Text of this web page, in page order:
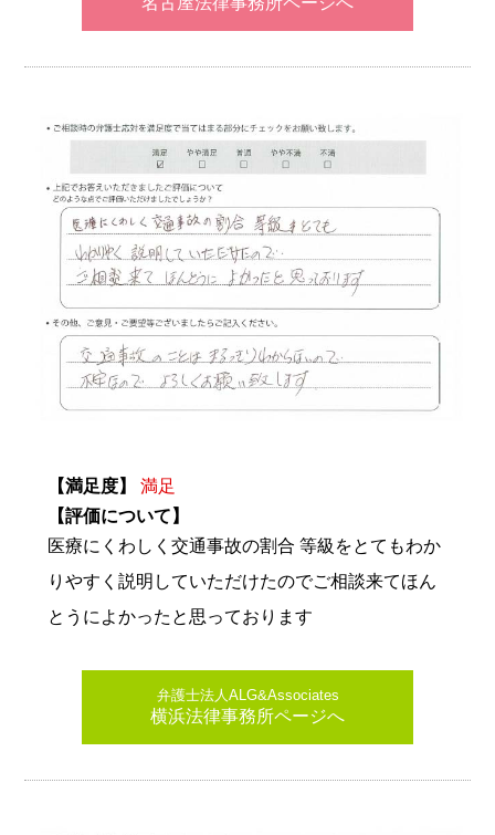
【満足度】
満足
【評価について】
医療にくわしく交通事故の割合 等級をとてもわか
りやすく説明していただけたのでご相談来てほん
とうによかったと思っております
弁護士法人ALG&Associates
横浜法律事務所ページへ